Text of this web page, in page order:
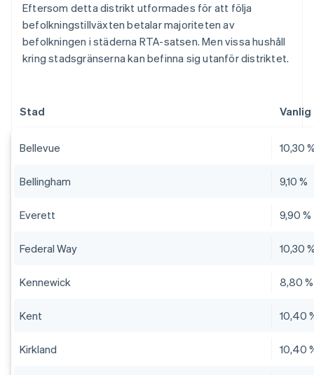
Eftersom detta distrikt utformades för att följa
befolkningstillväxten betalar majoriteten av
befolkningen i städerna RTA-satsen. Men vissa hushåll
kring stadsgränserna kan befinna sig utanför distriktet.
Stad
Bellevue 10,30
Bellingham 9,10 %
Everett 9,90 %
Federal Way 10,30
Kennewick 8,80 %
Kent 10,40
Kirkland 10,40